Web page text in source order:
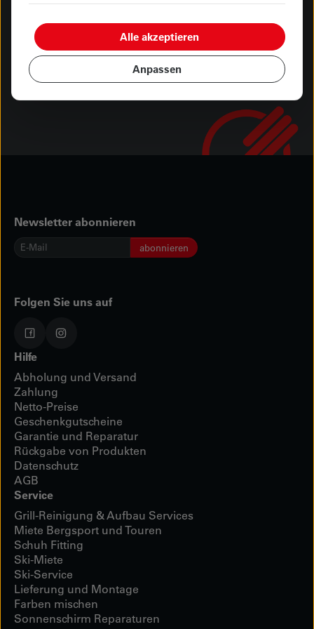
Abholung oder Lieferung
Newsletter abonnieren
E-
abonnieren
Folgen Sie uns auf
Hilfe
Abholung und Versand
Zahlung
Netto-Preise
Geschenkgutscheine
Garantie und Reparatur
Rückgabe von Produkten
Datenschutz
AGB
Service
Grill-Reinigung & Aufbau Services
Miete Bergsport und Touren
Schuh Fitting
Ski-Miete
Ski-Service
Lieferung und Montage
Farben mischen
Sonnenschirm Reparaturen
Anpassen
Alle akzeptieren